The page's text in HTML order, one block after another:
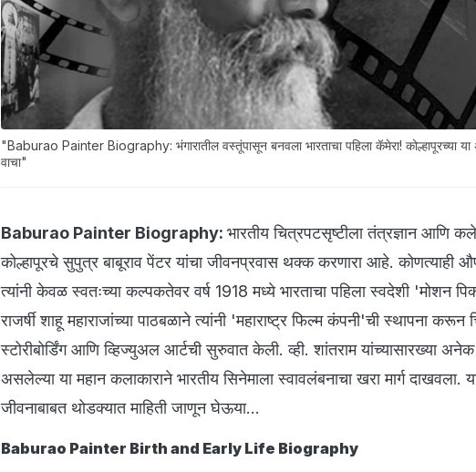
"Baburao Painter Biography: भंगारातील वस्तूंपासून बनवला भारताचा पहिला कॅमेरा! कोल्हापूरच्या या
वाचा"
Baburao Painter Biography: भारतीय चित्रपटसृष्टीला तंत्रज्ञान आणि
कोल्हापूरचे सुपुत्र बाबूराव पेंटर यांचा जीवनप्रवास थक्क करणारा आहे. कोणत्याही
त्यांनी केवळ स्वतःच्या कल्पकतेवर वर्ष 1918 मध्ये भारताचा पहिला स्वदेशी 'मोशन
राजर्षी शाहू महाराजांच्या पाठबळाने त्यांनी 'महाराष्ट्र फिल्म कंपनी'ची स्थापना करून
स्टोरीबोर्डिंग आणि व्हिज्युअल आर्टची सुरुवात केली. व्ही. शांतराम यांच्यासारख्या अनेक
असलेल्या या महान कलाकाराने भारतीय सिनेमाला स्वावलंबनाचा खरा मार्ग दाखवला. या
जीवनाबाबत थोडक्यात माहिती जाणून घेऊया...
Baburao Painter Birth and Early Life Biography